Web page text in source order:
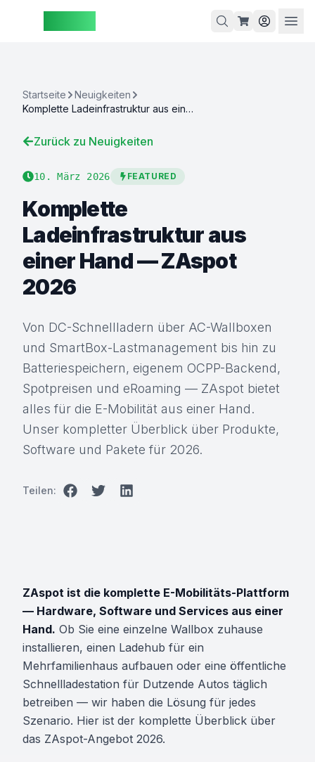
unsere
Startseite
Neuigkeiten
Komplette Ladeinfrastruktur aus einer Hand — ZAspot 2026
Zurück zu Neuigkeiten
10. März 2026 FEATURED
Komplette
Ladeinfrastruktur aus
einer Hand — ZAspot
2026
Von DC-Schnellladern über AC-Wallboxen
und SmartBox-Lastmanagement bis hin zu
Batteriespeichern, eigenem OCPP-Backend,
Spotpreisen und eRoaming — ZAspot bietet
alles für die E-Mobilität aus einer Hand.
Unser kompletter Überblick über Produkte,
Software und Pakete für 2026.
Teilen:
ZAspot ist die komplette E-Mobilitäts-Plattform
— Hardware, Software und Services aus einer
Hand. Ob Sie eine einzelne Wallbox zuhause
installieren, einen Ladehub für ein
Mehrfamilienhaus aufbauen oder eine öffentliche
Schnellladestation für Dutzende Autos täglich
betreiben — wir haben die Lösung für jedes
Szenario. Hier ist der komplette Überblick über
das ZAspot-Angebot 2026.